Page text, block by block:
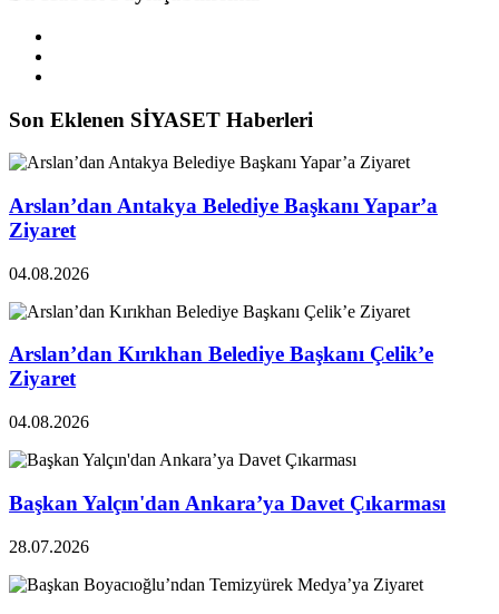
Son Eklenen SİYASET Haberleri
Arslan’dan Antakya Belediye Başkanı Yapar’a
Ziyaret
04.08.2026
Arslan’dan Kırıkhan Belediye Başkanı Çelik’e
Ziyaret
04.08.2026
Başkan Yalçın'dan Ankara’ya Davet Çıkarması
28.07.2026